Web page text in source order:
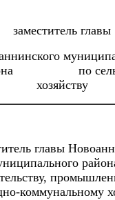
заместитель главы
по
хозяйству
главы
коммунальному